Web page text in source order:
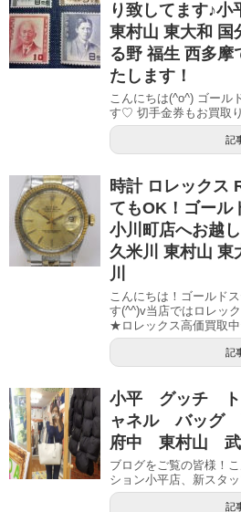
り致してます♪小
東村山 東大和 国
る野 福生 西多摩
たします！
こんにちは(^o^) ゴール
す♡ 切手金券もお買取
記
時計 ロレックス
てもOK！ゴール
小川町店へお越
久米川 東村山 東
川
こんにちは！ゴールド
す(^^)v当店ではロレッ
★ロレックス高価買取
記
小平 グッチ
ャネル バッグ
府中 東村山 武
ブログをご覧の皆様！
ション小平店、新スタ
記